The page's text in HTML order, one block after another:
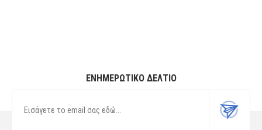
ΕΝΗΜΕΡΩΤΙΚΌ ΔΕΛΤΊΟ